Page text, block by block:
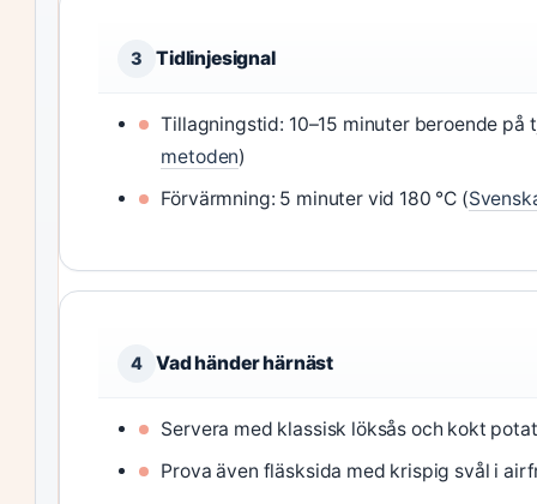
3 Tidlinjesignal
Tillagningstid: 10–15 minuter beroende på
metoden)
Förvärmning: 5 minuter vid 180 °C (
4 Vad händer härnäst
Servera med klassisk löksås och kokt
Prova även fläsksida med krispig svål i